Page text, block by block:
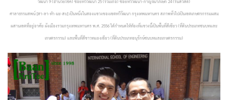
วัฒนา 9 (อำนวยโชค) ซอยทวีวัฒนา 25 (ร่วมเกื้อ) ซอยทวีวัฒนา-กาญจนาภิเษก 24 (รินสวัสดิ์)
ศาลาธรรมสพน์ [สา-ลา-ทำ-มะ-สบ] เป็นหนึ่งในสองแขวงของเขตทวีวัฒนา กรุงเทพมหานคร สภาพทั่วไปเป็นเขตเกษตรกรรมผสม
ผสานเขตที่อยู่อาศัย ผังเมืองรวมกรุงเทพมหานคร พ.ศ. 2556 ได้กำหนดให้ท้องที่แขวงนี้เป็นพื้นที่สีเขียว (ที่ดินประเภทชนบทและ
เกษตรกรรม) และพื้นที่สีขาวทแยงเขียว (ที่ดินประเภทอนุรักษ์ชนบทและเกษตรกรรม)